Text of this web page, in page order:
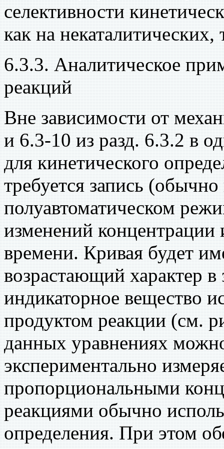
селективности
как на
6.3.3. Аналитическое
реакций
Вне зависимости от
и 6.3-10 из разд. 6.3.2 в
для кинетического
требуется запись
полуавтоматическом
изменений концентрации
времени. Кривая будет
возрастающий характер в
индикаторное вещество
продуктом реакции (см.
данных уравнениях
экспериментально
пропорциональными
реакциями обычно
определения. При этом